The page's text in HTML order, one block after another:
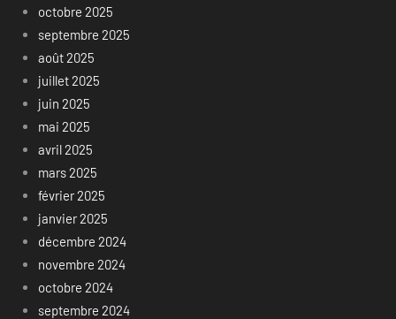
octobre 2025
septembre 2025
août 2025
juillet 2025
juin 2025
mai 2025
avril 2025
mars 2025
février 2025
janvier 2025
décembre 2024
novembre 2024
octobre 2024
septembre 2024